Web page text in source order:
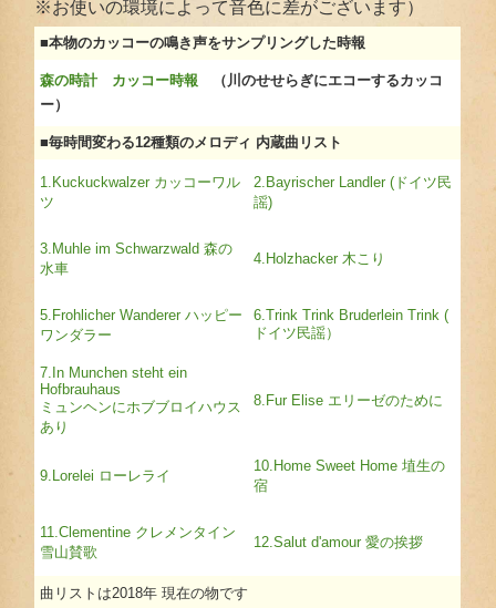
※お使いの環境によって音色に差がございます）
■本物のカッコーの鳴き声をサンプリングした時報
森の時計 カッコー時報 （川のせせらぎにエコーするカッコ
ー）
■毎時間変わる12種類のメロディ 内蔵曲リスト
1.Kuckuckwalzer カッコーワル
ツ
2.Bayrischer Landler (ドイツ民
謡)
3.Muhle im Schwarzwald 森の
水車
4.Holzhacker 木こり
5.Frohlicher Wanderer ハッピー
ワンダラー
6.Trink Trink Bruderlein Trink (
ドイツ民謡）
7.In Munchen steht ein
Hofbrauhaus
ミュンヘンにホブブロイハウス
あり
8.Fur Elise エリーゼのために
9.Lorelei ローレライ
10.Home Sweet Home 埴生の
宿
11.Clementine クレメンタイン
雪山賛歌
12.Salut d'amour 愛の挨拶
曲リストは2018年 現在の物です